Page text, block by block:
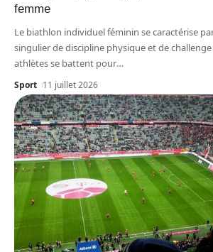
femme
Le biathlon individuel féminin se caractérise
singulier de discipline physique et de
athlètes se battent pour…
Sport 11 juillet 2026